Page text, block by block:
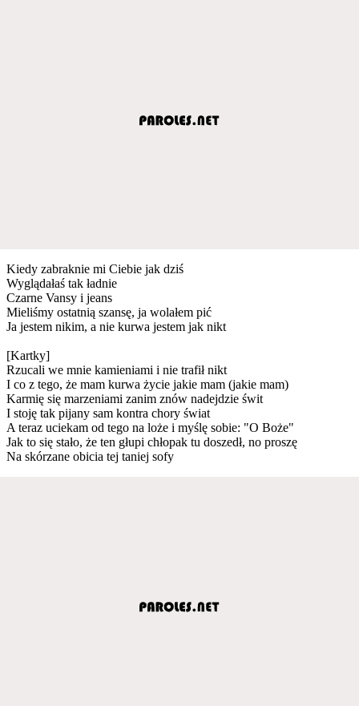
Kiedy zabraknie mi Ciebie jak dziś
Wyglądałaś tak ładnie
Czarne Vansy i jeans
Mieliśmy ostatnią szansę, ja wolałem pić
Ja jestem nikim, a nie kurwa jestem jak nikt
[Kartky]
Rzucali we mnie kamieniami i nie trafił nikt
I co z tego, że mam kurwa życie jakie mam (jakie mam)
Karmię się marzeniami zanim znów nadejdzie świt
I stoję tak pijany sam kontra chory świat
A teraz uciekam od tego na loże i myślę sobie: "O Boże"
Jak to się stało, że ten głupi chłopak tu doszedł, no proszę
Na skórzane obicia tej taniej sofy